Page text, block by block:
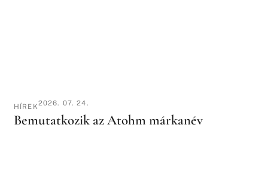
HÍREK2026. 07. 24.
Bemutatkozik az Atohm márkanév